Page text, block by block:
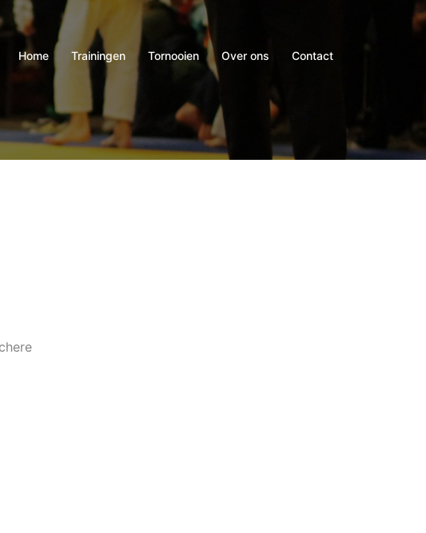
Home Trainingen Tornooien Over ons Contact